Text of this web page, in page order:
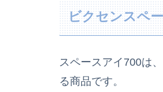
ビクセンスペ
スペースアイ700は
る商品です。